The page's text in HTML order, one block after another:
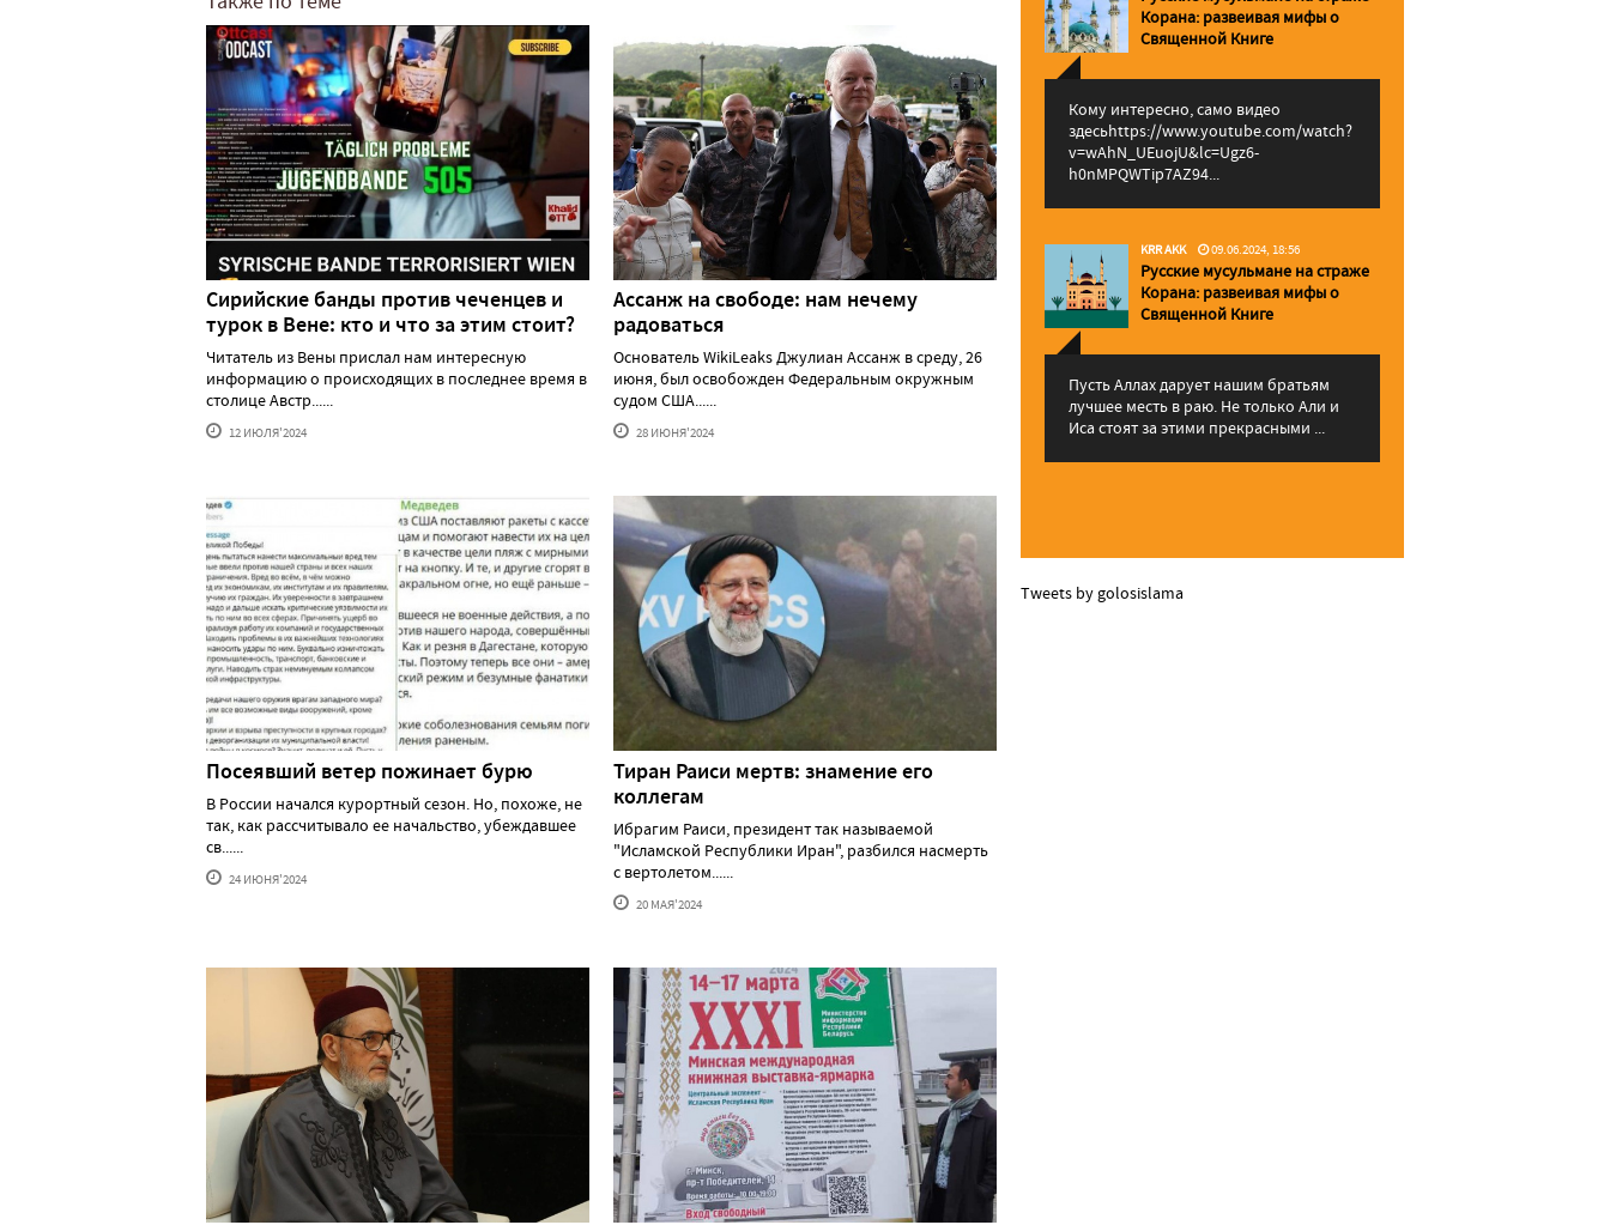
Сирийские банды против чеченцев и
турок в Вене: кто и что за этим стоит?
Читатель из Вены прислал нам интересную
информацию о происходящих в последнее время в
столице Австр......
12 ИЮЛЯ'2024
Ассанж на свободе: нам нечему
радоваться
Основатель WikiLeaks Джулиан Ассанж в среду, 26
июня, был освобожден Федеральным окружным
судом США......
28 ИЮНЯ'2024
Посеявший ветер пожинает бурю
В России начался курортный сезон. Но, похоже, не
так, как рассчитывало ее начальство, убеждавшее
св......
24 ИЮНЯ'2024
Тиран Раиси мертв: знамение его
коллегам
Ибрагим Раиси, президент так называемой
"Исламской Республики Иран", разбился насмерть
с вертолетом......
20 МАЯ'2024
Корана: pазвеивая мифы о
Священной Книге
Кому интересно, само видео
здесьhttps://www.youtube.com/watch?
v=wAhN_UEuojU&lc=Ugz6-
h0nMPQWTip7AZ94...
KRR AKK 09.06.2024, 18:56
Русские мусульмане на страже
Корана: pазвеивая мифы о
Священной Книге
Пусть Аллах дарует нашим братьям
лучшее месть в раю. Не только Али и
Иса стоят за этими прекрасными ...
Tweets by golosislama